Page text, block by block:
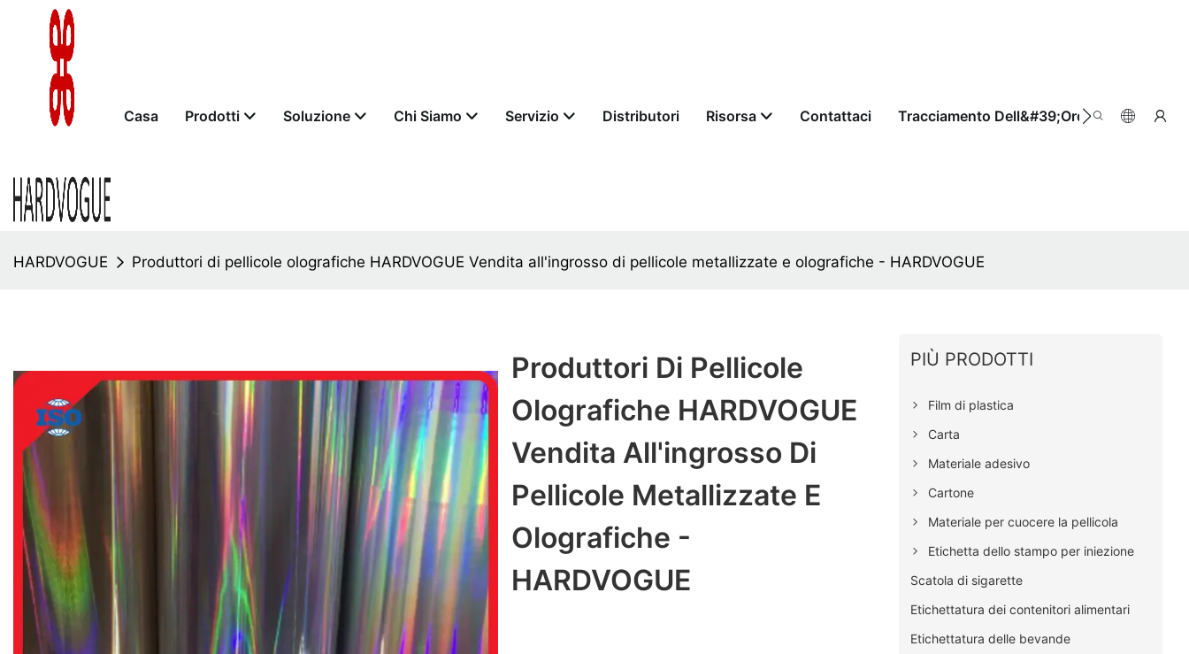
Casa Prodotti Soluzione Chi Siamo Servizio Distributori Risorsa Contattaci Tracciamento Dell&#39;ordine
HARDVOGUE Produttori di pellicole olografiche HARDVOGUE Vendita all'ingrosso di pellicole metallizzate e olografiche - HARDVOGUE
Produttori Di Pellicole
Olografiche HARDVOGUE
Vendita All'ingrosso Di
Pellicole Metallizzate E
Olografiche -
HARDVOGUE
PIÙ PRODOTTI
Film di plastica
Carta
Materiale adesivo
Cartone
Materiale per cuocere la pellicola
Etichetta dello stampo per iniezione
Scatola di sigarette
Etichettatura dei contenitori alimentari
Etichettatura delle bevande